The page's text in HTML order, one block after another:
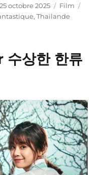
Publié
25 octobre 2025 Catégories
Film
,Thaïlande
상한 한류